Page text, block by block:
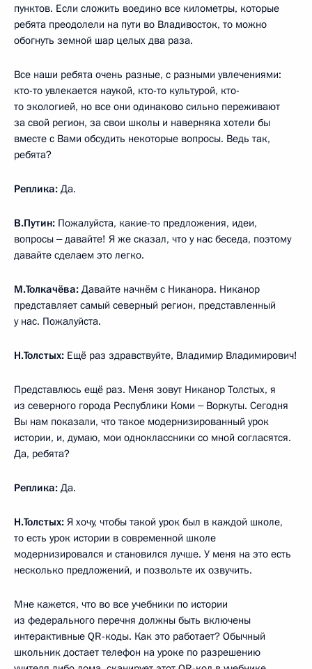
пунктов. Если сложить воедино все километры, которые
ребята преодолели на пути во Владивосток, то можно
обогнуть земной шар целых два раза.
Все наши ребята очень разные, с разными увлечениями:
кто-то увлекается наукой, кто-то культурой, кто-
то экологией, но все они одинаково сильно переживают
за свой регион, за свои школы и наверняка хотели бы
вместе с Вами обсудить некоторые вопросы. Ведь так,
ребята?
Реплика: Да.
В.Путин: Пожалуйста, какие-то предложения, идеи,
вопросы ‒ давайте! Я же сказал, что у нас беседа, поэтому
давайте сделаем это легко.
М.Толкачёва: Давайте начнём с Никанора. Никанор
представляет самый северный регион, представленный
у нас. Пожалуйста.
Н.Толстых: Ещё раз здравствуйте, Владимир Владимирович!
Представлюсь ещё раз. Меня зовут Никанор Толстых, я
из северного города Республики Коми ‒ Воркуты. Сегодня
Вы нам показали, что такое модернизированный урок
истории, и, думаю, мои одноклассники со мной согласятся.
Да, ребята?
Реплика: Да.
Н.Толстых: Я хочу, чтобы такой урок был в каждой школе,
то есть урок истории в современной школе
модернизировался и становился лучше. У меня на это есть
несколько предложений, и позвольте их озвучить.
Мне кажется, что во все учебники по истории
из федерального перечня должны быть включены
интерактивные QR-коды. Как это работает? Обычный
школьник достает телефон на уроке по разрешению